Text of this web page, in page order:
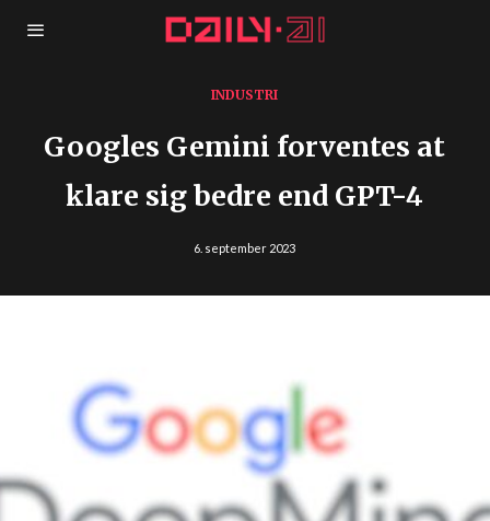
INDUSTRI
Googles Gemini forventes at
klare sig bedre end GPT-4
6. september 2023